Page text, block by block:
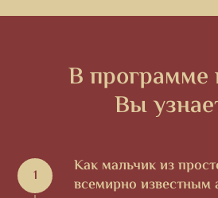
В программе
Вы
Как мальчик из
всемирно известным